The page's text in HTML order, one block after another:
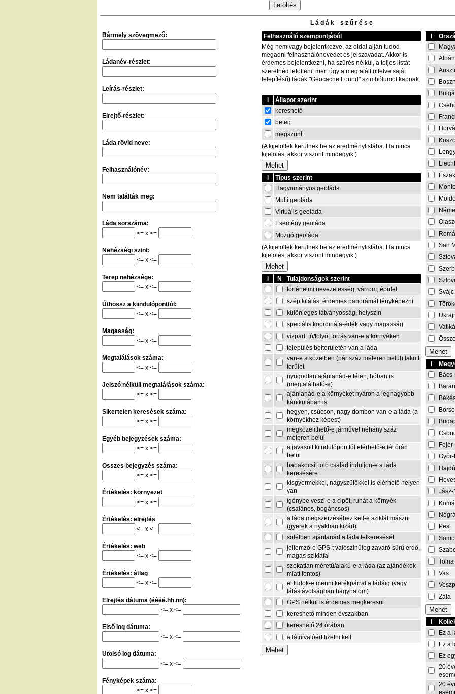
L á d á k s z ű r é s e
Bármely szövegmező:
Ládanév-részlet:
Leírás-részlet:
Elrejtő-részlet:
Láda rövid neve:
Felhasználónév:
Nem találták meg:
Láda sorszáma:
<= x <=
Nehézségi szint:
<= x <=
Terep nehézsége:
<= x <=
Úthossz a kiindulóponttól:
<= x <=
Magasság:
<= x <=
Megtalálások száma:
<= x <=
Jelszó nélküli megtalálások száma:
<= x <=
Sikertelen keresések száma:
<= x <=
Egyéb bejegyzések száma:
<= x <=
Összes bejegyzés száma:
<= x <=
Értékelés: környezet
<= x <=
Értékelés: elrejtés
<= x <=
Értékelés: web
<= x <=
Értékelés: átlag
<= x <=
Elrejtés dátuma (éééé.hh.nn):
<= x <=
Első log dátuma:
<= x <=
Utolsó log dátuma:
<= x <=
Fényképek száma:
<= x <=
Felhasználó szempontjából
Még nem vagy bejelentkezve, az oldal alján tudod
megadni felhasználónevedet és jelszavadat. Akkor is
érdemes bejelentkezni, ha szűrés nélkül, a teljes listát
szeretnéd letölteni, mert úgy a megtalált (illetve saját
telepítésű) ládák "Geocache Found" szimbólumot kapnak.
Állapot szerint
kereshető
beteg
megszűnt
(A kijelöltek kerülnek be az eredménylistába. Ha nincs
kijelölés, akkor viszont mindegyik.)
Típus szerint
Hagyományos geoláda
Multi geoláda
Virtuális geoláda
Esemény geoláda
Mozgó geoláda
(A kijelöltek kerülnek be az eredménylistába. Ha nincs
kijelölés, akkor viszont mindegyik.)
I N
Tulajdonságok szerint
történelmi nevezetesség, várrom, épület
szép kilátás, érdemes panorámát fényképezni
különleges látványosság, helyszín
speciális koordináta-érték vagy magasság
vízpart, tó/folyó, forrás van-e a környéken
település belterületén van a láda
van-e a közelben (pár száz méteren belül) lakott
terület
nyugodtan ajánlanád-e télen, hóban is
(megtalálható-e)
ajánlanád-e a környéket nyáron a legnagyobb
kánikulában is
hegyen, csúcson, nagy dombon van-e a láda (a
környékhez képest)
megközelíthető-e járművel néhány száz
méteren belül
a javasolt kiindulóponttól elérhető-e fél órán
belül
babakocsit toló család induljon-e a láda
keresésére
kisgyermekkel, nagyszülőkkel is elérhető helyen
van
igénybe veszi-e a cipőt, ruhát a környék
(csalános, bogáncsos)
a láda megszerzéséhez kell-e sziklát mászni
(gyerek a nyakban kizárt)
sötétben ajánlanád a láda felkeresését
jellemző-e GPS-t valószínűleg zavaró sűrű erdő,
magas sziklafal
szokatlan méretű/alakú-e a láda (az ajándékok
miatt fontos)
el tudok-e menni kerékpárral a ládáig (vagy
látástávolságban hagyhatom)
GPS nélkül is érdemes megkeresni
kereshető minden évszakban
kereshető 24 órában
a látnivalóért fizetni kell
I
San
Svájc
I
Fejér
Jász-
Pest
Tolna
Vas
Zala
I
Ez a
Ez a
Ez
20
20